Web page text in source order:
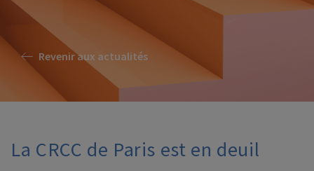
Revenir aux actualités
La CRCC de Paris est en deuil